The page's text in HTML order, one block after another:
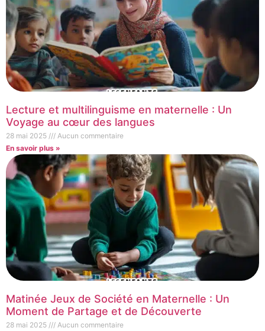
Lecture et multilinguisme en maternelle : Un
Voyage au cœur des langues
28 mai 2025
Aucun commentaire
En savoir plus »
Matinée Jeux de Société en Maternelle : Un
Moment de Partage et de Découverte
28 mai 2025
Aucun commentaire